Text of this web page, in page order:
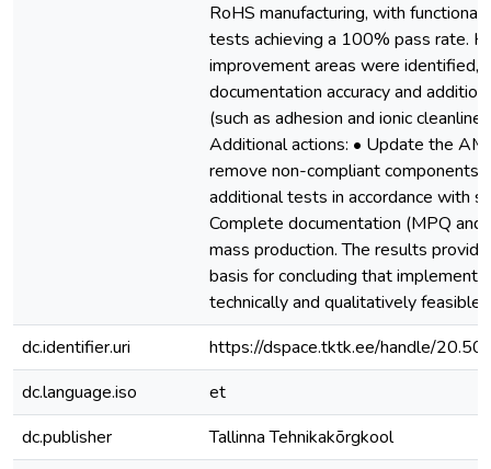
RoHS manufacturing, with functional
tests achieving a 100% pass rate.
improvement areas were identified,
documentation accuracy and
(such as adhesion and ionic
Additional actions: • Update the
remove non-compliant components.
additional tests in accordance with
Complete documentation (MPQ
mass production. The results
basis for concluding that
technically and qualitatively feasible.
dc.identifier.uri
https://dspace.tktk.ee/handle/
dc.language.iso
et
dc.publisher
Tallinna Tehnikakõrgkool